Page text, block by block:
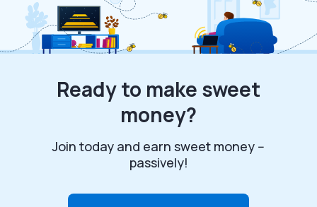
Ready to make sweet
money?
Join today and earn sweet money --
passively!